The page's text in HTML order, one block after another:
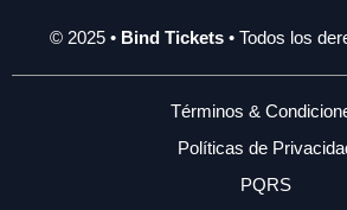
© 2025 • Bind Tickets• Todos los
Términos &
Políticas de
PQRS